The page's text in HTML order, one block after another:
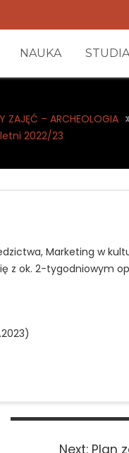
NAUKA STUDIA
ZAJĘĆ – ARCHEOLOGIA
2022/23
Marketing w
z ok. 2-tygodniowym
Next: Next
Plan